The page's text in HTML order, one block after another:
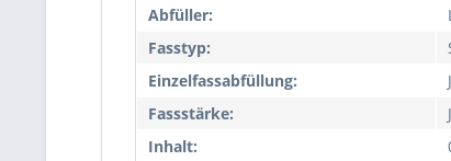
Abfüller:
Fasstyp:
Einzelfassabfüllung:
Fassstärke:
Inhalt: